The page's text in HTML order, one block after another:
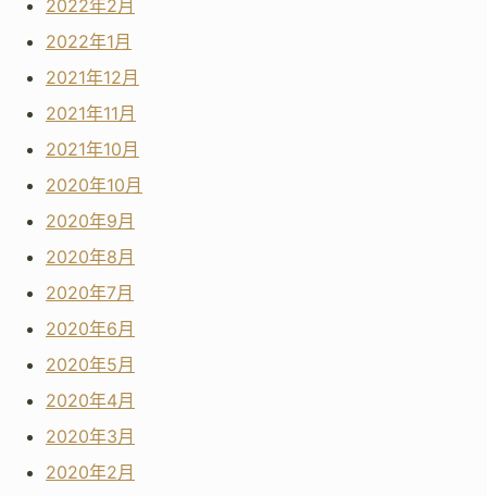
2022年2月
2022年1月
2021年12月
2021年11月
2021年10月
2020年10月
2020年9月
2020年8月
2020年7月
2020年6月
2020年5月
2020年4月
2020年3月
2020年2月